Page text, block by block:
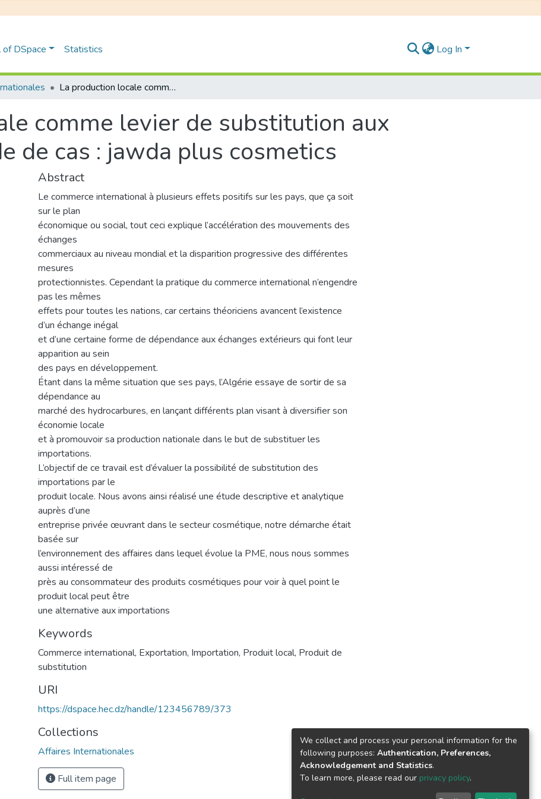
DSpace Statistics Log In
La production locale comme levier de substitution aux importations étude de cas : jawda plus cosmetics
comme levier de substitution aux
de cas : jawda plus cosmetics
Abstract
Le commerce international à plusieurs effets positifs sur les pays, que ça soit
sur le plan
économique ou social, tout ceci explique l’accélération des mouvements des
échanges
commerciaux au niveau mondial et la disparition progressive des différentes
mesures
protectionnistes. Cependant la pratique du commerce international n’engendre
pas les mêmes
effets pour toutes les nations, car certains théoriciens avancent l’existence
d’un échange inégal
et d’une certaine forme de dépendance aux échanges extérieurs qui font leur
apparition au sein
des pays en développement.
Étant dans la même situation que ses pays, l’Algérie essaye de sortir de sa
dépendance au
marché des hydrocarbures, en lançant différents plan visant à diversifier son
économie locale
et à promouvoir sa production nationale dans le but de substituer les
importations.
L’objectif de ce travail est d’évaluer la possibilité de substitution des
importations par le
produit locale. Nous avons ainsi réalisé une étude descriptive et analytique
auprès d’une
entreprise privée œuvrant dans le secteur cosmétique, notre démarche était
basée sur
l’environnement des affaires dans lequel évolue la PME, nous nous sommes
aussi intéressé de
près au consommateur des produits cosmétiques pour voir à quel point le
produit local peut être
une alternative aux importations
Keywords
Commerce international, Exportation, Importation, Produit local, Produit de
substitution
URI
https://dspace.hec.dz/handle/123456789/373
Collections
Affaires Internationales
Full item page
We collect and process your personal information for the
following purposes: Authentication, Preferences,
Acknowledgement and Statistics.
To learn more, please read our privacy policy.